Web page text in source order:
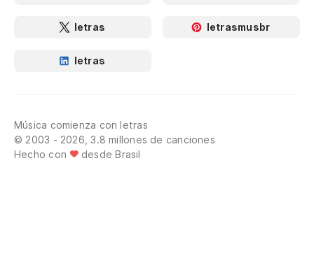
letras letrasmusbr
letras
Música comienza con letras
© 2003 - 2026, 3.8 millones de canciones
Hecho con
desde Brasil